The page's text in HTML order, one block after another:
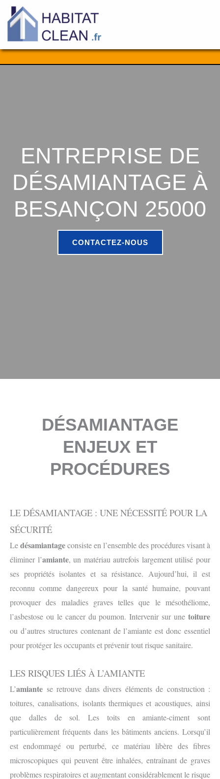
Aller
ENTREPRISE DE
DÉSAMIANTAGE À
BESANÇON 25000
CONTACTEZ-NOUS
DÉSAMIANTAGE
ENJEUX ET
PROCÉDURES
LE DÉSAMIANTAGE : UNE NÉCESSITÉ POUR LA
SÉCURITÉ
Ledésamiantageconsiste en l’ensemble des procédures visant à
éliminer l’amiante, un matériau autrefois largement utilisé pour
ses propriétés isolantes et sa résistance. Aujourd’hui, il est
reconnu comme dangereux pour la santé humaine, pouvant
provoquer des maladies graves telles que le mésothéliome,
l’asbestose ou le cancer du poumon. Intervenir sur une toiture
ou d’autres structures contenant de l’amiante est donc essentiel
pour protéger les occupants et prévenir tout risque sanitaire.
LES RISQUES LIÉS À L’AMIANTE
L’amiante se retrouve dans divers éléments de construction :
toitures, canalisations, isolants thermiques et acoustiques, ainsi
que dalles de sol. Les toits en amiante-ciment sont
particulièrement fréquents dans les bâtiments anciens. Lorsqu’il
est endommagé ou perturbé, ce matériau libère des fibres
microscopiques qui peuvent être inhalées, entraînant de graves
problèmes respiratoires et augmentant considérablement le risque